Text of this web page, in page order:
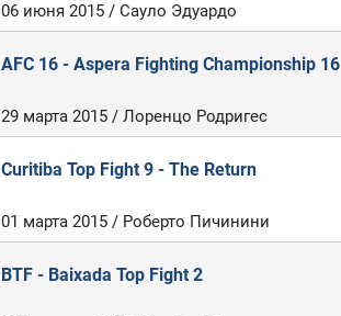
06 июня 2015 / Сауло Эдуардо
AFC 16 - Aspera Fighting Championship 16
29 марта 2015 / Лоренцо Родригес
Curitiba Top Fight 9 - The Return
01 марта 2015 / Роберто Пичинини
BTF - Baixada Top Fight 2